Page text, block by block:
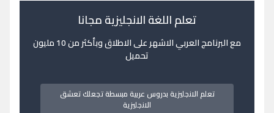
تعلم اللغة الانجليزية مجانا
مع البرنامج العربي الاشهر على الاطلاق وبأكثر من 10 مليون
تحميل
تعلم الانجليزية بدروس عربية مبسطة تجعلك تعشق
الانجليزية